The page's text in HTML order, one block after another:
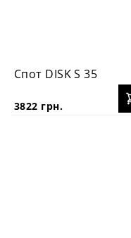
Спот DISK S 35
3822 грн.